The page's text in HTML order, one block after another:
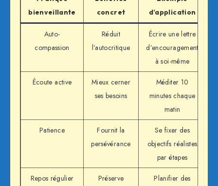
bienveillante
concret
d’application
Auto-
compassion
Réduit
l’autocritique
Écrire une lettre
d’encouragement
à soi-même
Écoute active
Mieux cerner
ses besoins
Méditer 10
minutes chaque
matin
Patience
Fournit la
persévérance
Se fixer des
objectifs réalistes
par étapes
Repos régulier
Préserve
Planifier des